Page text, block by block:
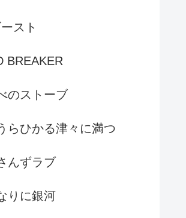
スト
BREAKER
のストーブ
らひかる津々に満つ
んずラブ
りに銀河